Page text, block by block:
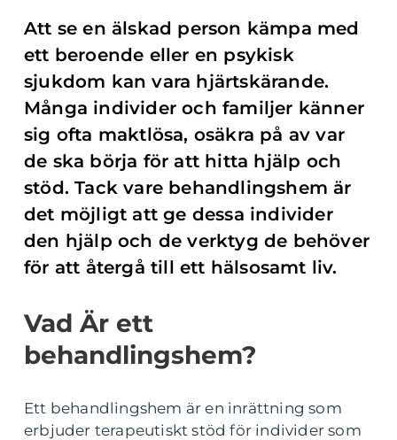
Att se en älskad person kämpa med
ett beroende eller en psykisk
sjukdom kan vara hjärtskärande.
Många individer och familjer känner
sig ofta maktlösa, osäkra på av var
de ska börja för att hitta hjälp och
stöd. Tack vare behandlingshem är
det möjligt att ge dessa individer
den hjälp och de verktyg de behöver
för att återgå till ett hälsosamt liv.
Vad Är ett
behandlingshem?
Ett behandlingshem är en inrättning som
erbjuder terapeutiskt stöd för individer som